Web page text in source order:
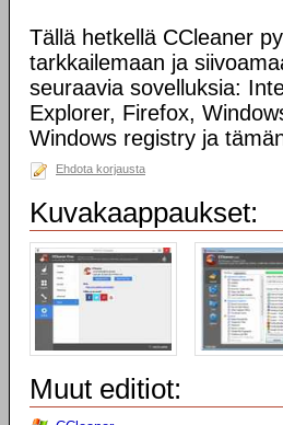
Tällä hetkellä CCleaner
tarkkailemaan ja
seuraavia sovelluksia:
Explorer, Firefox,
Windows registry ja
Ehdota korjausta
Kuvakaappaukset:
Muut editiot: